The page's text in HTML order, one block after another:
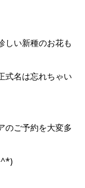
しい新種のお花も
式名は忘れちゃい
のご予約を大変多